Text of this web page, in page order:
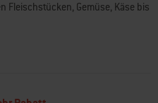
Fleischstücken, Gemüse, Käse bis